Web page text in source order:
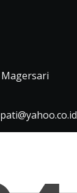
Magersari